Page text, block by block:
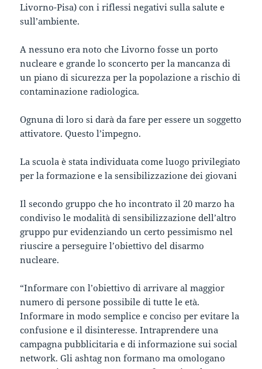
Livorno-Pisa) con i riflessi negativi sulla salute e
sull’ambiente.
A nessuno era noto che Livorno fosse un porto
nucleare e grande lo sconcerto per la mancanza di
un piano di sicurezza per la popolazione a rischio di
contaminazione radiologica.
Ognuna di loro si darà da fare per essere un soggetto
attivatore. Questo l’impegno.
La scuola è stata individuata come luogo privilegiato
per la formazione e la sensibilizzazione dei giovani
Il secondo gruppo che ho incontrato il 20 marzo ha
condiviso le modalità di sensibilizzazione dell’altro
gruppo pur evidenziando un certo pessimismo nel
riuscire a perseguire l’obiettivo del disarmo
nucleare.
“Informare con l’obiettivo di arrivare al maggior
numero di persone possibile di tutte le età.
Informare in modo semplice e conciso per evitare la
confusione e il disinteresse. Intraprendere una
campagna pubblicitaria e di informazione sui social
network. Gli ashtag non formano ma omologano